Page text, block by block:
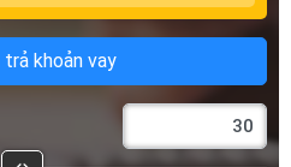
khoản vay